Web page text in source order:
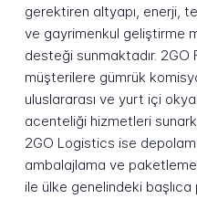
gerektiren altyapı, enerji,
ve gayrimenkul geliştirme
desteği sunmaktadır. 2GO
müşterilere gümrük
uluslararası ve yurt içi
acenteliği hizmetleri
2GO Logistics ise
ambalajlama ve
ile ülke genelindeki